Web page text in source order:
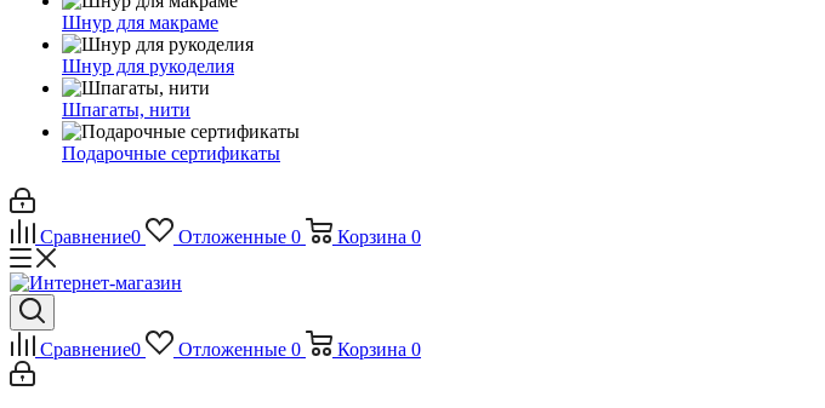
Шнур для макраме
Шнур для рукоделия
Шпагаты, нити
Подарочные сертификаты
Сравнение0 Отложенные 0 Корзина 0
Сравнение0 Отложенные 0 Корзина 0